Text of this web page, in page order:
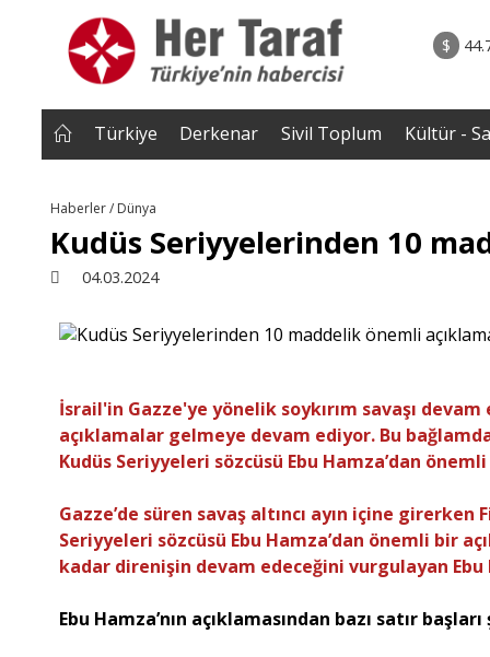
$
• İnsan Haklarının Hakkettiği İlgi ve
İlgisizlik|Zeki
Türkiye Derkenar Sivil Toplum Kültür -
Haberler / Dünya
Kudüs Seriyyelerinden 10
04.03.2024
İsrail'in Gazze'ye yönelik soykırım savaşı
açıklamalar gelmeye devam ediyor. Bu
Kudüs Seriyyeleri sözcüsü Ebu Hamza’dan
Gazze’de süren savaş altıncı ayın içine
Seriyyeleri sözcüsü Ebu Hamza’dan önemli bir
kadar direnişin devam edeceğini vurgulayan
Ebu Hamza’nın açıklamasından bazı satır